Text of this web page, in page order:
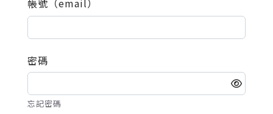
帳號（email）
密碼
忘記密碼